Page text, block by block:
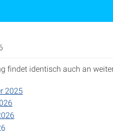
findet identisch auch an
2025